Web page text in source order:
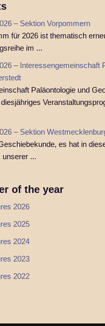
– Sektion Vorpommern
für 2026 ist thematisch
im ...
– Interessengemeinschaft
Paläontologie und
– Sektion
es hat in
unserer ...
of the year
2026
2025
2024
2023
2022